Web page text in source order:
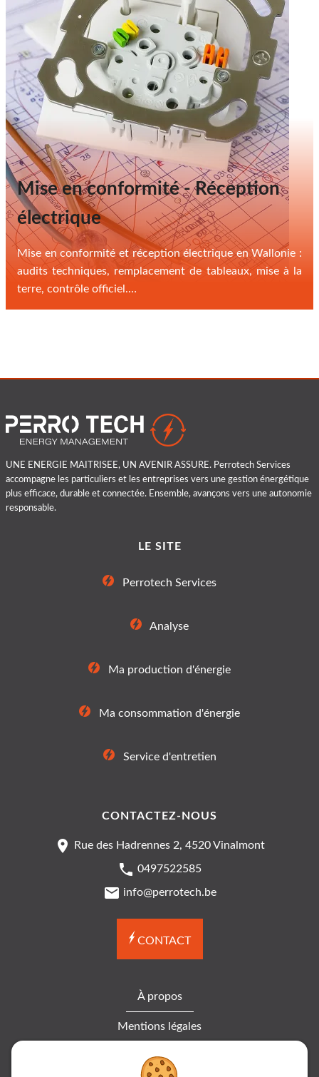
Mise en conformité - Réception
électrique
Mise en conformité et réception électrique en Wallonie :
audits techniques, remplacement de tableaux, mise à la
terre, contrôle officiel.…
UNE ENERGIE MAITRISEE, UN AVENIR ASSURE. Perrotech Services
accompagne les particuliers et les entreprises vers une gestion énergétique
plus efficace, durable et connectée. Ensemble, avançons vers une autonomie
responsable.
LE SITE
Perrotech Services
Analyse
Ma production d'énergie
Ma consommation d'énergie
Service d'entretien
CONTACTEZ-NOUS
Rue des Hadrennes 2, 4520 Vinalmont
0497522585
info@perrotech.be
CONTACT
À propos
Mentions légales
Cookies